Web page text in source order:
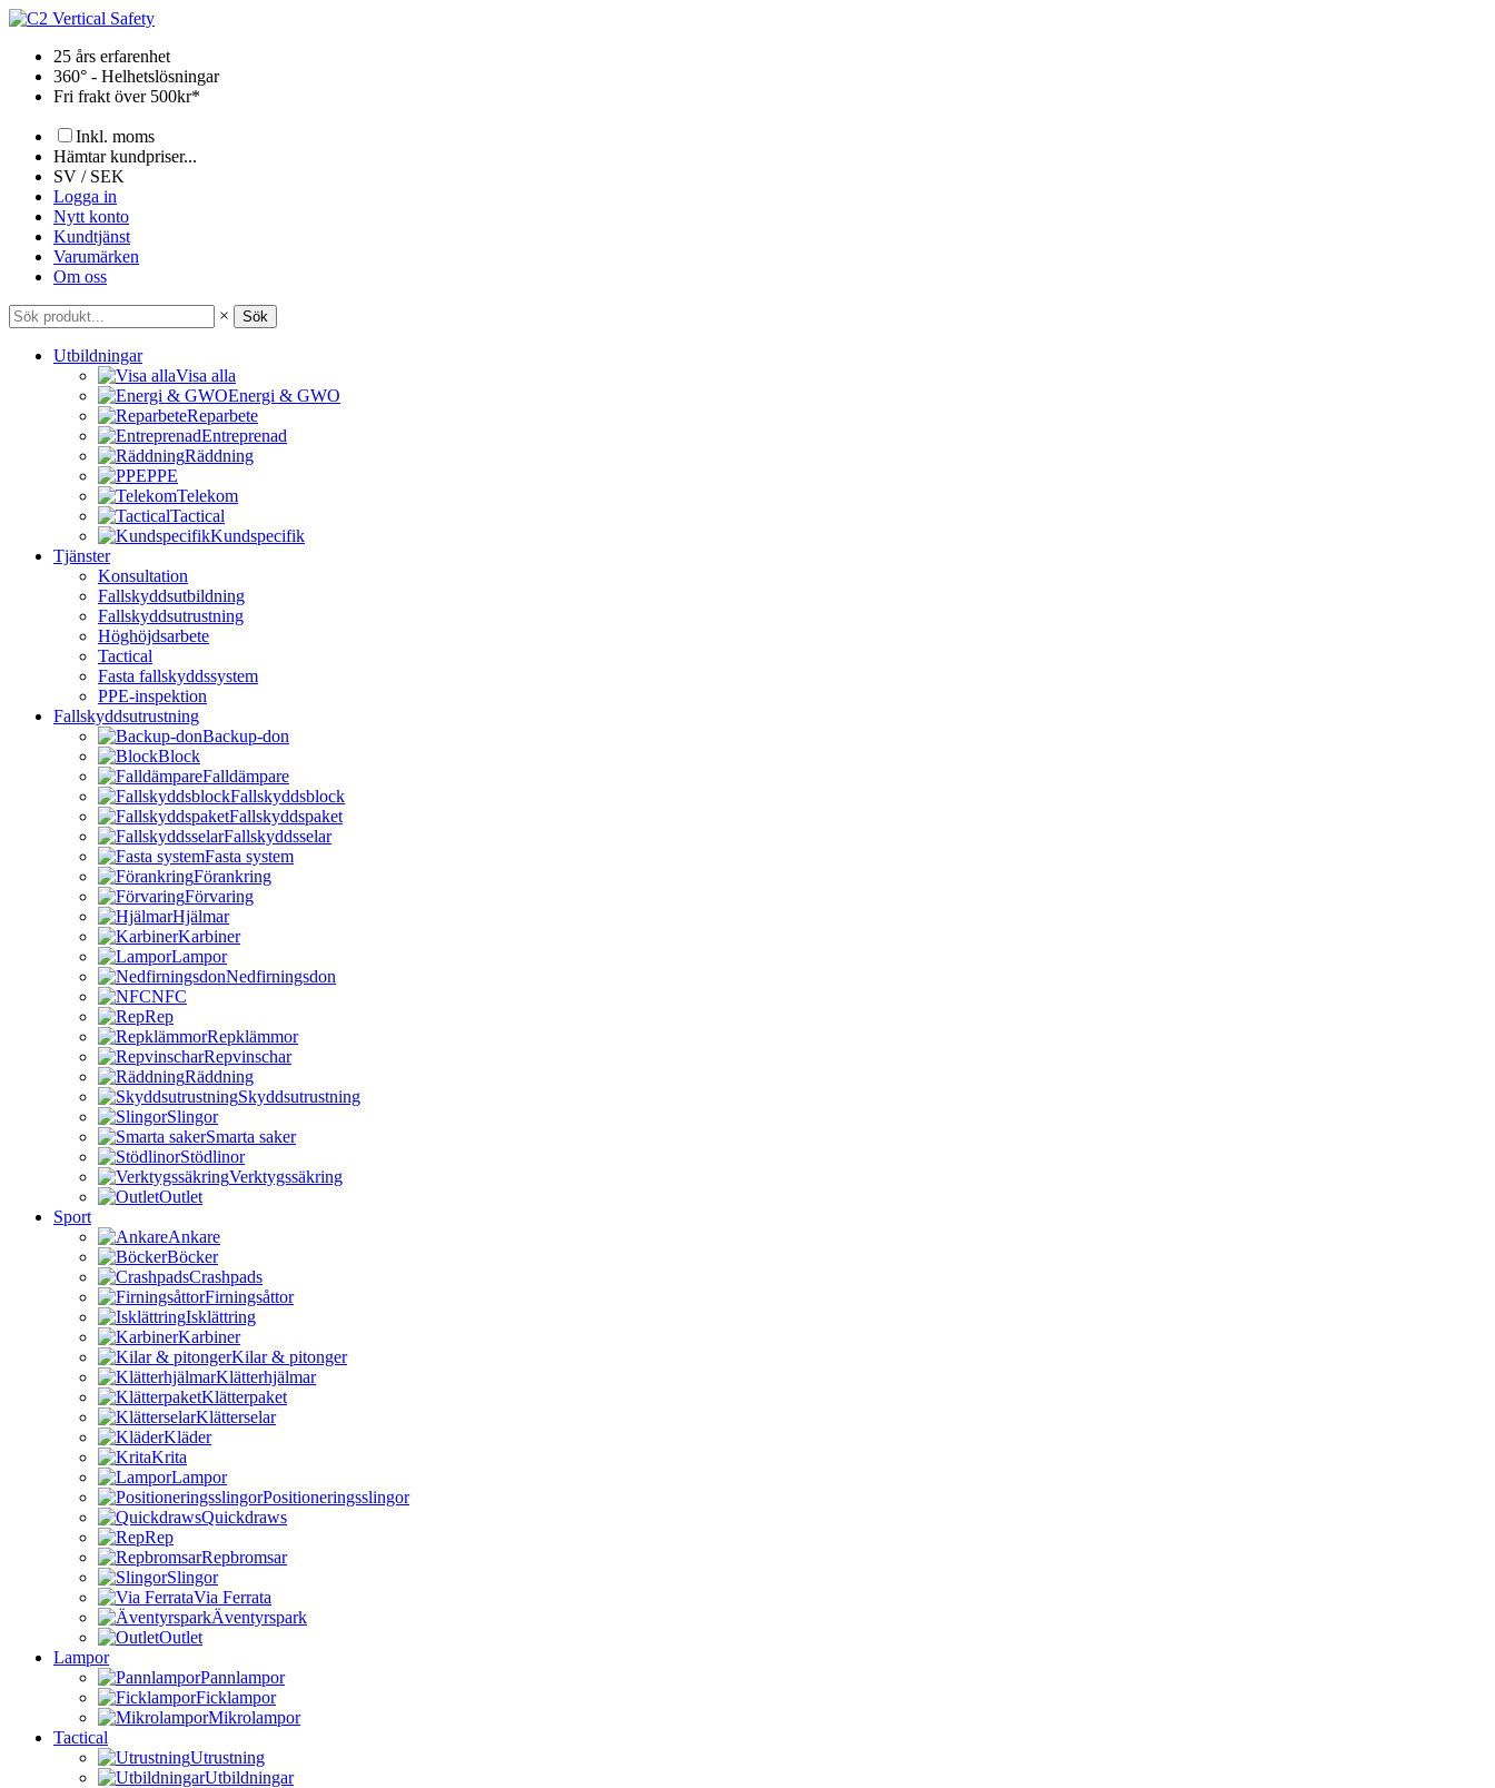
Hoppa
innehåll25 års erfarenhet
360° - Helhetslösningar
Fri frakt över 500kr*
Inkl. moms
Hämtar kundpriser...
SV / SEK
Logga in
Nytt konto
Kundtjänst
Varumärken
Om oss
× Sök
Utbildningar
Visa alla
Energi & GWO
Reparbete
Entreprenad
Räddning
PPE
Telekom
Tactical
Kundspecifik
Tjänster
Konsultation
Fallskyddsutbildning
Fallskyddsutrustning
Höghöjdsarbete
Tactical
Fasta fallskyddssystem
PPE-inspektion
Fallskyddsutrustning
Backup-don
Block
Falldämpare
Fallskyddsblock
Fallskyddspaket
Fallskyddsselar
Fasta system
Förankring
Förvaring
Hjälmar
Karbiner
Lampor
Nedfirningsdon
NFC
Rep
Repklämmor
Repvinschar
Räddning
Skyddsutrustning
Slingor
Smarta saker
Stödlinor
Verktygssäkring
Outlet
Sport
Ankare
Böcker
Crashpads
Firningsåttor
Isklättring
Karbiner
Kilar & pitonger
Klätterhjälmar
Klätterpaket
Klätterselar
Kläder
Krita
Lampor
Positioneringsslingor
Quickdraws
Rep
Repbromsar
Slingor
Via Ferrata
Äventyrspark
Outlet
Lampor
Pannlampor
Ficklampor
Mikrolampor
Tactical
Utrustning
Utbildningar